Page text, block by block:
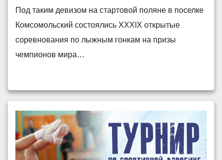
Под таким девизом на стартовой поляне в поселке
Комсомольский состоялись XXXIX открытые
соревнования по лыжным гонкам на призы
чемпионов мира…